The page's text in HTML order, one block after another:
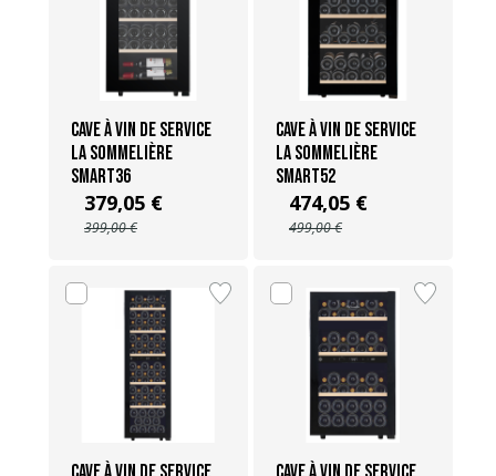
Cave à vin de Service
La Sommelière
SMART36
379,05 €
399,00 €
Cave à vin de Service
La Sommelière
SMART52
474,05 €
499,00 €